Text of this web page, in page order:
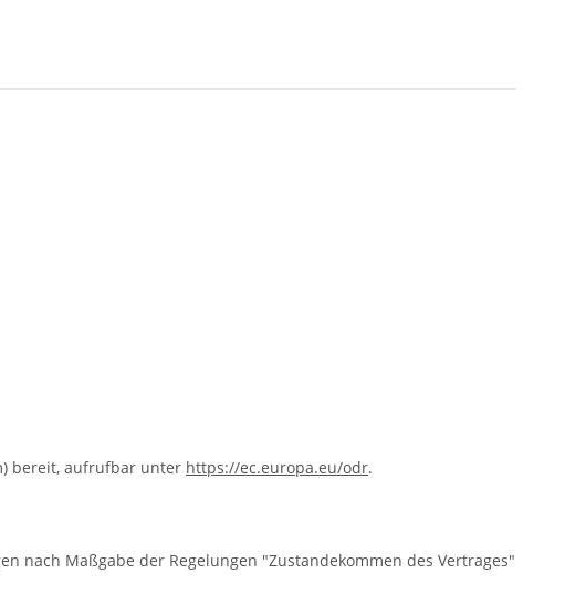
bereit, aufrufbar unter https://ec.europa.eu/odr.
nach Maßgabe der Regelungen "Zustandekommen des Vertrages"